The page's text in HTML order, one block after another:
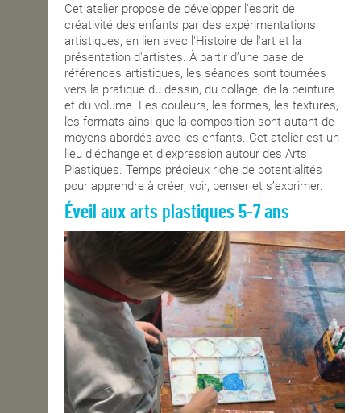
Cet atelier propose de développer l'esprit de
créativité des enfants par des expérimentations
artistiques, en lien avec l'Histoire de l'art et la
présentation d'artistes. À partir d’une base de
références artistiques, les séances sont tournées
vers la pratique du dessin, du collage, de la peinture
et du volume. Les couleurs, les formes, les textures,
les formats ainsi que la composition sont autant de
moyens abordés avec les enfants. Cet atelier est un
lieu d'échange et d'expression autour des Arts
Plastiques. Temps précieux riche de potentialités
pour apprendre à créer, voir, penser et s’exprimer.
Éveil aux arts plastiques 5-7 ans